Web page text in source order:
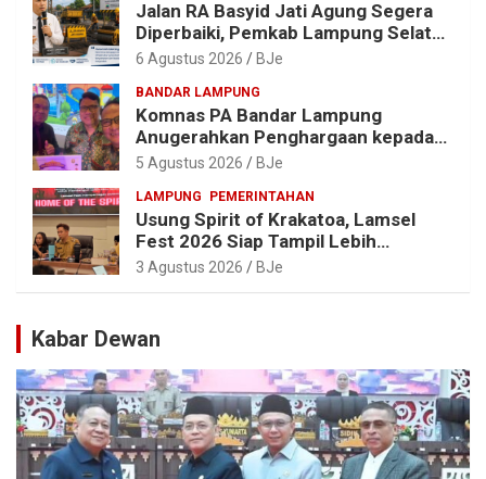
Jalan RA Basyid Jati Agung Segera
Diperbaiki, Pemkab Lampung Selatan
Alokasikan Rp1,13 Miliar
6 Agustus 2026 BJe
BANDAR LAMPUNG
Komnas PA Bandar Lampung
Anugerahkan Penghargaan kepada
Kombes Pol. Alfret Jacob Tilukay
5 Agustus 2026 BJe
LAMPUNG PEMERINTAHAN
Usung Spirit of Krakatoa, Lamsel
Fest 2026 Siap Tampil Lebih
Spektakuler dengan Empat Event
3 Agustus 2026 BJe
Kabar Dewan